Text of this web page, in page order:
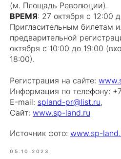
(м. Площадь Революции).
ВРЕМЯ: 27 октября с 12:00
Пригласительным билетам
предварительной
октября с 10:00 до 19:00
18:00).
Регистрация на сайте:
Информация по телефону:
Е-mail: spland-pr@list.ru,
Сайт: www.sp-land.ru
Источник фото: www.sp-
05.10.2023